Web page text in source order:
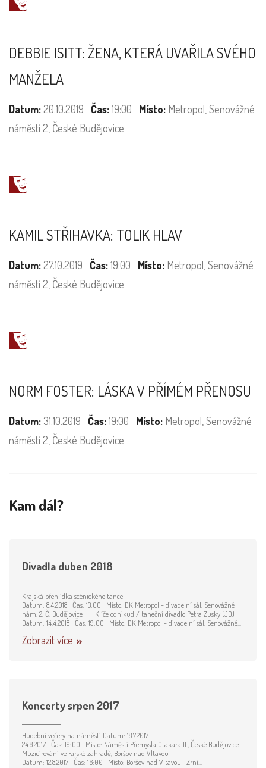
DEBBIE ISITT: ŽENA, KTERÁ UVAŘILA SVÉHO
MANŽELA
Datum: 20.10.2019 Čas:19:00 Místo: Metropol, Senovážné
náměstí 2, České Budějovice
KAMIL STŘIHAVKA: TOLIK HLAV
Datum: 27.10.2019 Čas:19:00 Místo: Metropol, Senovážné
náměstí 2, České Budějovice
NORM FOSTER: LÁSKA V PŘÍMÉM PŘENOSU
Datum: 31.10.2019 Čas:19:00 Místo: Metropol, Senovážné
náměstí 2, České Budějovice
Kam dál?
Divadla duben 2018
Krajská přehlídka scénického tance
Datum: 8.4.2018 Čas: 13:00 Místo: DK Metropol - divadelní sál, Senovážné
nám. 2, Č. Budějovice Klíče odnikud / taneční divadlo Petra Zusky (JD)
Datum: 14.4.2018 Čas: 19:00 Místo: DK Metropol - divadelní sál, Senovážné...
Zobrazit více
Koncerty srpen 2017
Hudební večery na náměstí Datum: 18.7.2017 -
24.8.2017 Čas: 19:00 Místo: Náměstí Přemysla Otakara II., České Budějovice
Muzicírování ve Farské zahradě, Boršov nad Vltavou
Datum: 12.8.2017 Čas: 16:00 Místo: Boršov nad Vltavou Zrní...